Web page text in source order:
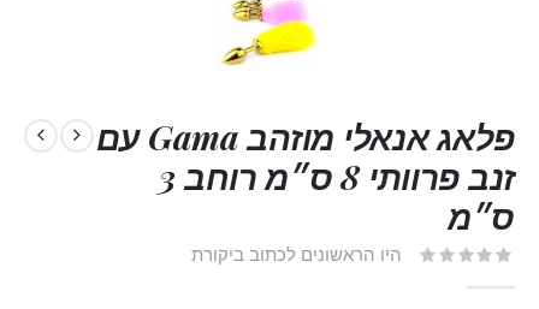
פלאג אנאלי מוזהב Gama עם
זנב פרוותי 8 ס״מ רוחב 3
ס״מ
היו הראשונים לכתוב ביקורת